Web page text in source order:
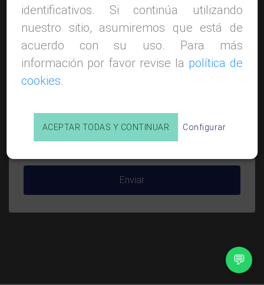
Utiliza tu Nombre de Usuario para recuperar la
contraseña
Usuario
O utiliza tuEmailsi no recuerdas el usuario
Enviar
identificativos. Si continúa utilizando
nuestro sitio, asumiremos que está de
acuerdo con su uso. Para más
información por favor revise la política de
cookies.
ACEPTAR TODAS Y CONTINUAR Configurar
💬